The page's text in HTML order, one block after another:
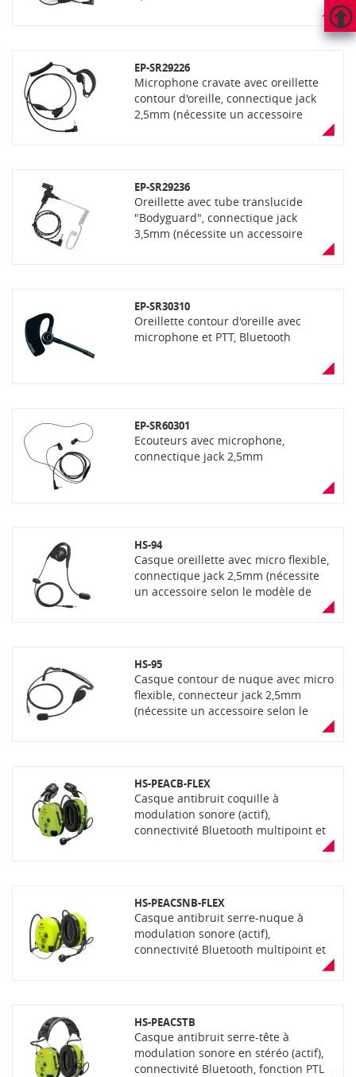
HAUT
EP-SR29226
Microphone cravate avec oreillette
contour d'oreille, connectique jack
2,5mm (nécessite un accessoire
EP-SR29236
Oreillette avec tube translucide
"Bodyguard", connectique jack
3,5mm (nécessite un accessoire
EP-SR30310
Oreillette contour d'oreille avec
microphone et PTT, Bluetooth
EP-SR60301
Ecouteurs avec microphone,
connectique jack 2,5mm
HS-94
Casque oreillette avec micro flexible,
connectique jack 2,5mm (nécessite
un accessoire selon le modèle de
HS-95
Casque contour de nuque avec micro
flexible, connecteur jack 2,5mm
(nécessite un accessoire selon le
HS-PEACB-FLEX
Casque antibruit coquille à
modulation sonore (actif),
connectivité Bluetooth multipoint et
jaune
HS-PEACSNB-FLEX
Casque antibruit serre-nuque à
modulation sonore (actif),
connectivité Bluetooth multipoint et
jaune
HS-PEACSTB
Casque antibruit serre-tête à
modulation sonore en stéréo (actif),
connectivité Bluetooth, fonction PTL